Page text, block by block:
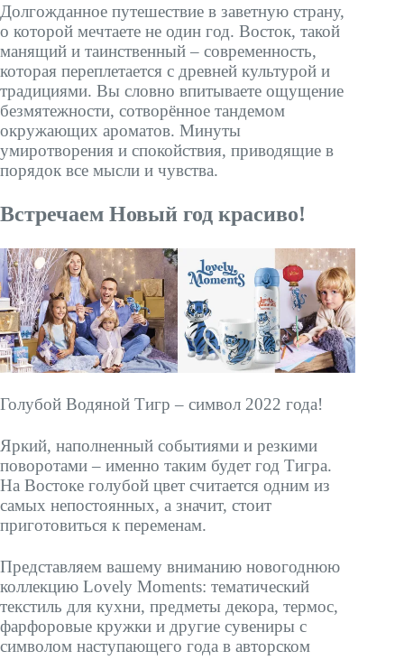
Долгожданное путешествие в заветную страну,
о которой мечтаете не один год. Восток, такой
манящий и таинственный – современность,
которая переплетается с древней культурой и
традициями. Вы словно впитываете ощущение
безмятежности, сотворённое тандемом
окружающих ароматов. Минуты
умиротворения и спокойствия, приводящие в
порядок все мысли и чувства.
Встречаем Новый год красиво!
Голубой Водяной Тигр – символ 2022 года!
Яркий, наполненный событиями и резкими
поворотами – именно таким будет год Тигра.
На Востоке голубой цвет считается одним из
самых непостоянных, а значит, стоит
приготовиться к переменам.
Представляем вашему вниманию новогоднюю
коллекцию Lovely Moments: тематический
текстиль для кухни, предметы декора, термос,
фарфоровые кружки и другие сувениры с
символом наступающего года в авторском